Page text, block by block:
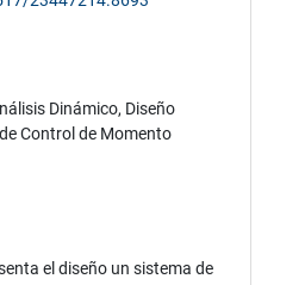
Dinámico, Diseño
Control de Momento
el diseño un sistema de